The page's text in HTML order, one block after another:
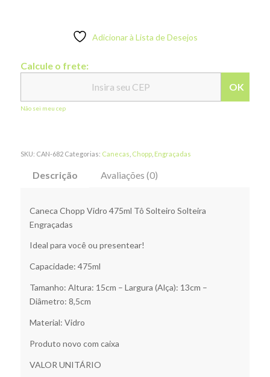
Adicionar à Lista de Desejos
Calcule o frete:
OK
Não sei meu cep
SKU: CAN-682 Categorias: Canecas Chopp, Engraçadas
Descrição Avaliações (0)
Caneca Chopp Vidro 475ml Tô Solteiro Solteira
Engraçadas
Ideal para você ou presentear!
Capacidade: 475ml
Tamanho: Altura: 15cm – Largura (Alça): 13cm –
Diâmetro: 8,5cm
Material: Vidro
Produto novo com caixa
VALOR UNITÁRIO